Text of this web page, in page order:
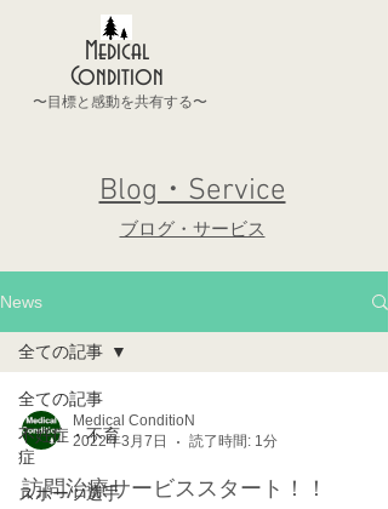
Medical
Condition
〜目標と感動を共有する〜
Blog・Service
ブログ・サービス
News
全ての記事
不妊症・不育
症
スポーツ選手
全ての記事
Medical ConditioN
2022年3月7日
読了時間: 1分
訪問治療サービススタート！！